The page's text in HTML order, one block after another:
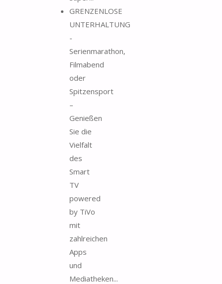
GRENZENLOSE
UNTERHALTUNG
-
Serienmarathon,
Filmabend
oder
Spitzensport
–
Genießen
Sie die
Vielfalt
des
Smart
TV
powered
by TiVo
mit
zahlreichen
Apps
und
Mediatheken...